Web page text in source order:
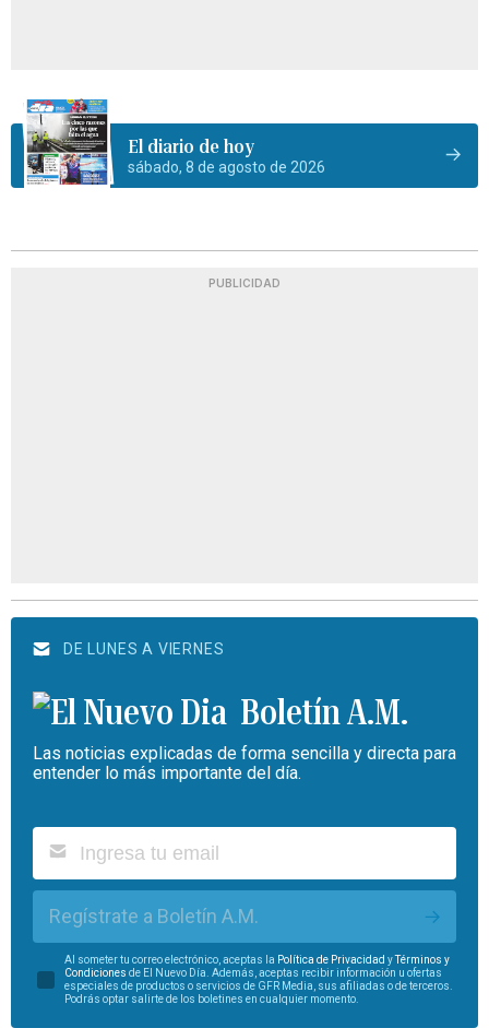
El diario de hoy
sábado, 8 de agosto de 2026
PUBLICIDAD
DE LUNES A VIERNES
Boletín A.M.
Las noticias explicadas de forma sencilla y directa para
entender lo más importante del día.
Regístrate a Boletín A.M.
Al someter tu correo electrónico, aceptas la Política de Privacidad yTérminos y
Condiciones de El Nuevo Día. Además, aceptas recibir información u ofertas
especiales de productos o servicios de GFR Media, sus afiliadas o de terceros.
Podrás optar salirte de los boletines en cualquier momento.